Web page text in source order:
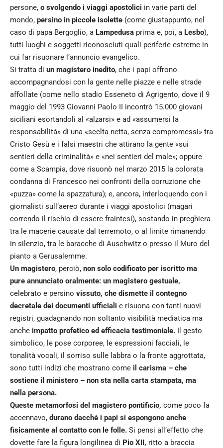
persone, o svolgendo i viaggi apostolici in varie parti del
mondo, persino in piccole isolette (come giustappunto, nel
caso di papa Bergoglio, a Lampedusa prima e, poi, a Lesbo),
tutti luoghi e soggetti riconosciuti quali periferie estreme in
cui far risuonare l’annuncio evangelico.
Si tratta di un magistero inedito, che i papi offrono
accompagnandosi con la gente nelle piazze e nelle strade
affollate (come nello stadio Esseneto di Agrigento, dove il 9
maggio del 1993 Giovanni Paolo II incontrò 15.000 giovani
siciliani esortandoli al «alzarsi» e ad «assumersi la
responsabilità» di una «scelta netta, senza compromessi» tra
Cristo Gesù e i falsi maestri che attirano la gente «sui
sentieri della criminalità» e «nei sentieri del male»; oppure
come a Scampia, dove risuonò nel marzo 2015 la colorata
condanna di Francesco nei confronti della corruzione che
«puzza» come la spazzatura); e, ancora, interloquendo con i
giornalisti sull’aereo durante i viaggi apostolici (magari
correndo il rischio di essere fraintesi), sostando in preghiera
tra le macerie causate dal terremoto, o al limite rimanendo
in silenzio, tra le baracche di Auschwitz o presso il Muro del
pianto a Gerusalemme.
Un magistero, perciò, non solo codificato per iscritto ma
pure annunciato oralmente: un magistero gestuale,
celebrato e persino vissuto, che dismette il contegno
decretale dei documenti ufficiali e risuona con tanti nuovi
registri, guadagnando non soltanto visibilità mediatica ma
anche impatto profetico ed efficacia testimoniale. Il gesto
simbolico, le pose corporee, le espressioni facciali, le
tonalità vocali, il sorriso sulle labbra o la fronte aggrottata,
sono tutti indizi che mostrano come il carisma – che
sostiene il ministero – non sta nella carta stampata, ma
nella persona.
Queste metamorfosi del magistero pontificio, come poco fa
accennavo, durano dacché i papi si espongono anche
fisicamente al contatto con le folle. Si pensi all’effetto che
dovette fare la figura longilinea di Pio XII, ritto a braccia